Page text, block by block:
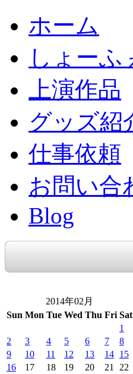
ホーム
しょーふ
上演作品
グッズ紹
仕事依頼
お問い合
Blog
2014年02月
Sun Mon Tue Wed Thu Fri Sat
1
2
3 4 5 6 7
8
9
10 11 12 13 14 15
16
17 18 19 20 21
22